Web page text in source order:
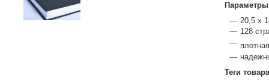
Параметры
20,5 х
128
Теги товара